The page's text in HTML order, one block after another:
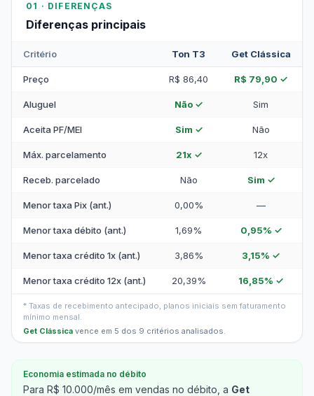
01 · DIFERENÇAS
Diferenças principais
Critério Ton T3 Get Clássica
Preço R$ 86,40 R$ 79,90 ✓
Aluguel Não ✓ Sim
Aceita PF/MEI Sim ✓ Não
Máx. parcelamento 21x ✓ 12x
Receb. parcelado Não Sim ✓
Menor taxa Pix (ant.) 0,00% —
Menor taxa débito (ant.) 1,69% 0,95% ✓
Menor taxa crédito 1x (ant.) 3,86% 3,15% ✓
Menor taxa crédito 12x (ant.) 20,39% 16,85% ✓
* Taxas de recebimento antecipado, planos iniciais sem faturamento
mínimo mensal.
Get Clássica vence em 5 dos 9 critérios analisados.
Economia estimada no débito
Para R$ 10.000/mês em vendas no débito, a Get